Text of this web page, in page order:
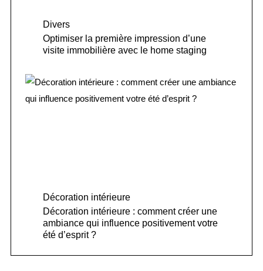
Divers
Optimiser la première impression d’une
visite immobilière avec le home staging
Décoration intérieure
Décoration intérieure : comment créer une
ambiance qui influence positivement votre
été d’esprit ?